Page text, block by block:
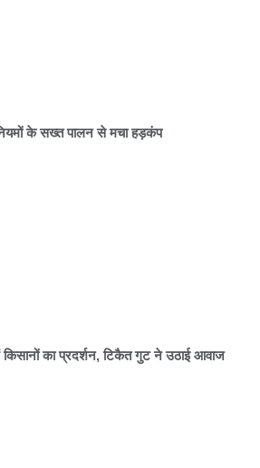
के सख्त पालन से मचा हड़कंप
किसानों का प्रदर्शन, टिकैत गुट ने उठाई आवाज